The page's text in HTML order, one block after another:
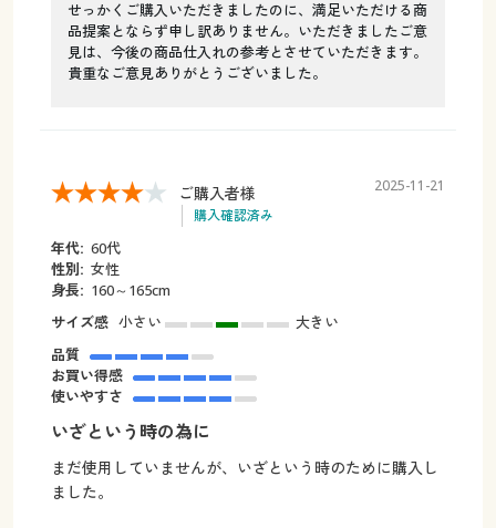
せっかくご購入いただきましたのに、満足いただける商
品提案とならず申し訳ありません。いただきましたご意
見は、今後の商品仕入れの参考とさせていただきます。
貴重なご意見ありがとうございました。
ご購入者様
購入確認済み
2025-11-21
年代: 60代
性別: 女性
身長: 160～165cm
サイズ感 小さい
大きい
品質
お買い得感
使いやすさ
いざという時の為に
まだ使用していませんが、いざという時のために購入し
ました。